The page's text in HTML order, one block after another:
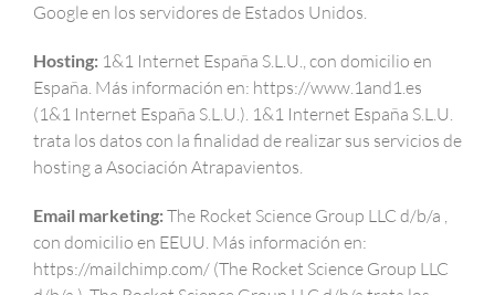
Google en los servidores de Estados Unidos.
Hosting: 1&1 Internet España S.L.U., con domicilio en
España. Más información en: https://www.1and1.es
(1&1 Internet España S.L.U.). 1&1 Internet España S.L.U.
trata los datos con la finalidad de realizar sus servicios de
hosting a Asociación Atrapavientos.
Email marketing:The Rocket Science Group LLC d/b/a ,
con domicilio en EEUU. Más información en:
https://mailchimp.com/ (The Rocket Science Group LLC